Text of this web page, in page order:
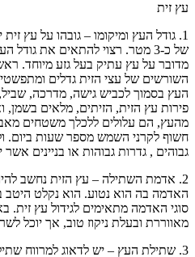
עץ זית
של כ-3 מטר. רצוי להתאים את
מדובר על עץ עתיק בעל גזע מיוחד.
השורשים של עצי הזית גדלים
העץ בסמוך לכביש גישה, מדרכה,
פירות עץ הזית, הזיתים, מלאים
מהעץ, הם עלולים ללכלך משטחים
חשוף לקרני השמש מספר שעות ביום.
גבוהים , גדרות גבוהות או בניינים
2. אדמת השתילה – עץ הזית נחשב
האדמה בה הוא נטוע. הוא נקלט היטב
סוגי האדמה מתאימים לגידול עץ זית.
מאווררת ובעלת ניקוז טוב, אך יוכל